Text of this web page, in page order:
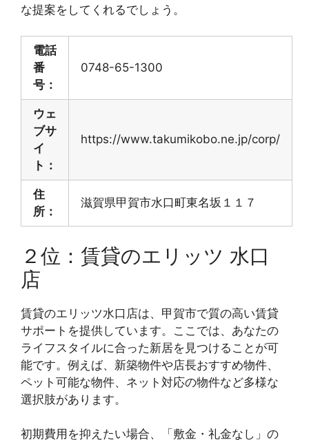
な提案をしてくれるでしょう。
電話
番
号：
0748-65-1300
ウェ
ブサ
イ
ト：
https://www.takumikobo.ne.jp/corp/
住
所：
滋賀県甲賀市水口町東名坂１１７
２位：賃貸のエリッツ 水口
店
賃貸のエリッツ水口店は、甲賀市で質の高い賃貸
サポートを提供しています。ここでは、あなたの
ライフスタイルに合った新居を見つけることが可
能です。例えば、新築物件や店長おすすめ物件、
ペット可能な物件、ネット対応の物件など多様な
選択肢があります。
初期費用を抑えたい場合、「敷金・礼金なし」の